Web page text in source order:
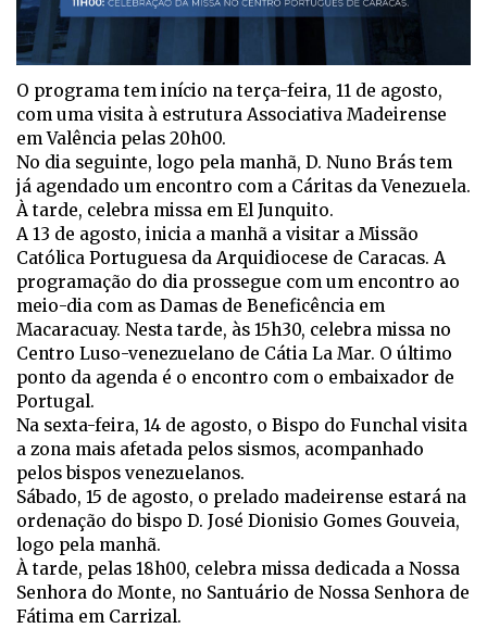
O programa tem início na terça-feira, 11 de agosto,
com uma visita à estrutura Associativa Madeirense
em Valência pelas 20h00.
No dia seguinte, logo pela manhã, D. Nuno Brás tem
já agendado um encontro com a Cáritas da Venezuela.
À tarde, celebra missa em El Junquito.
A 13 de agosto, inicia a manhã a visitar a Missão
Católica Portuguesa da Arquidiocese de Caracas. A
programação do dia prossegue com um encontro ao
meio-dia com as Damas de Beneficência em
Macaracuay. Nesta tarde, às 15h30, celebra missa no
Centro Luso-venezuelano de Cátia La Mar. O último
ponto da agenda é o encontro com o embaixador de
Portugal.
Na sexta-feira, 14 de agosto, o Bispo do Funchal visita
a zona mais afetada pelos sismos, acompanhado
pelos bispos venezuelanos.
Sábado, 15 de agosto, o prelado madeirense estará na
ordenação do bispo D. José Dionisio Gomes Gouveia,
logo pela manhã.
À tarde, pelas 18h00, celebra missa dedicada a Nossa
Senhora do Monte, no Santuário de Nossa Senhora de
Fátima em Carrizal.